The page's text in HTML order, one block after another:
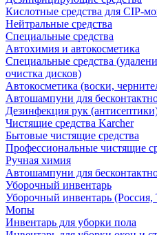
Кислотные средства для CIP-
Нейтральные средства
Специальные средства
Автохимия и автокосметика
Специальные средства
очистка дисков)
Автокосметика (воски,
Автошампуни для
Дезинфекция рук
Чистящие средства Karcher
Бытовые чистящие средства
Профессиональные чистящие
Ручная химия
Автошампуни для
Уборочный инвентарь
Уборочный инвентарь
Мопы
Инвентарь для уборки пола